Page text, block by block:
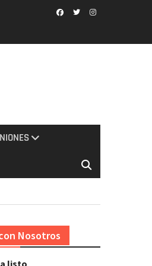
Nosotros
listo